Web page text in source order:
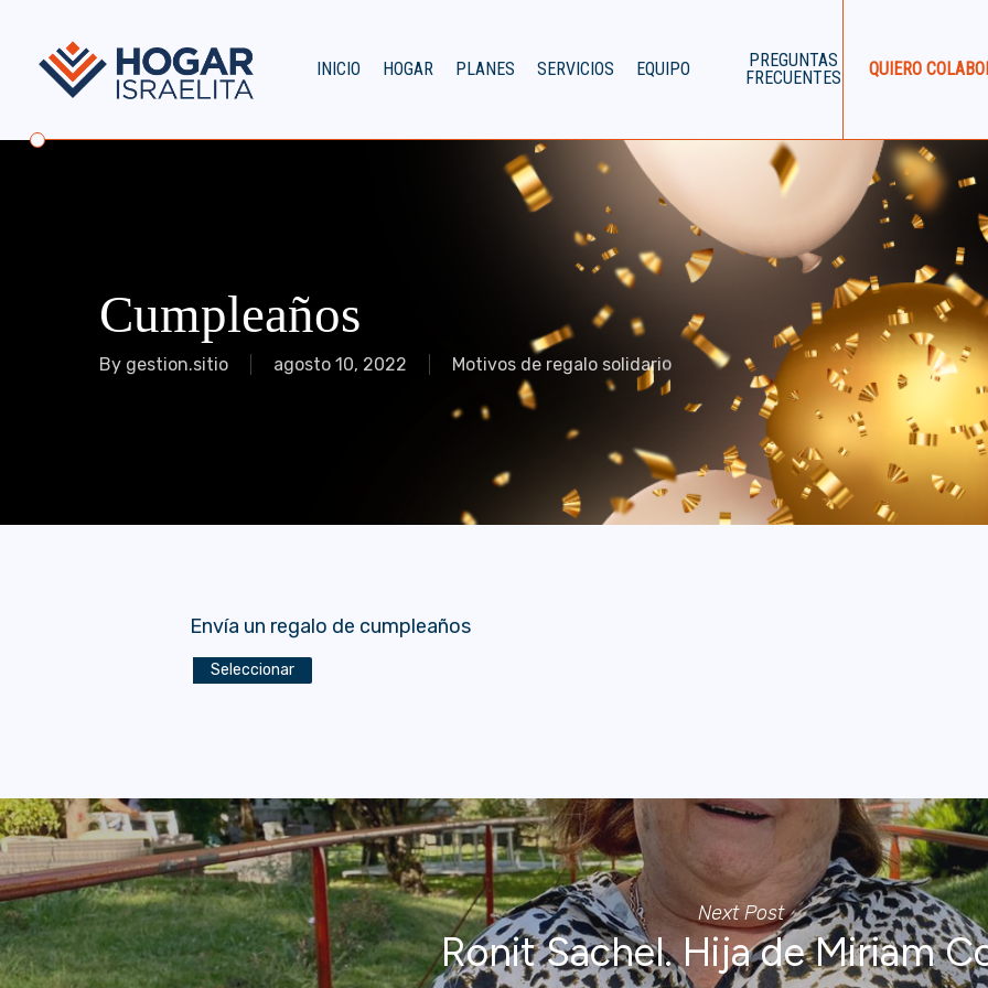
main
content
INICIO HOGAR PLANES SERVICIOS EQUIPO
PREGUNTAS
FRECUENTES
QUIERO
Cumpleaños
By gestion.sitio agosto 10, 2022 Motivos de regalo solidario
Envía un regalo de cumpleaños
Seleccionar
Next Post
Ronit Sachel. Hija de Miriam